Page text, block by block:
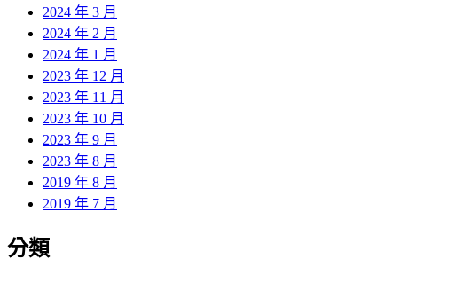
2024 年 3 月
2024 年 2 月
2024 年 1 月
2023 年 12 月
2023 年 11 月
2023 年 10 月
2023 年 9 月
2023 年 8 月
2019 年 8 月
2019 年 7 月
分類